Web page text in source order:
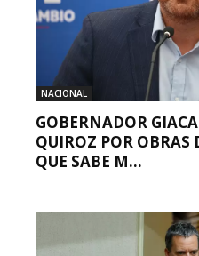
NACIONAL
GOBERNADOR
QUIROZ POR OBRAS
QUE SABE M...